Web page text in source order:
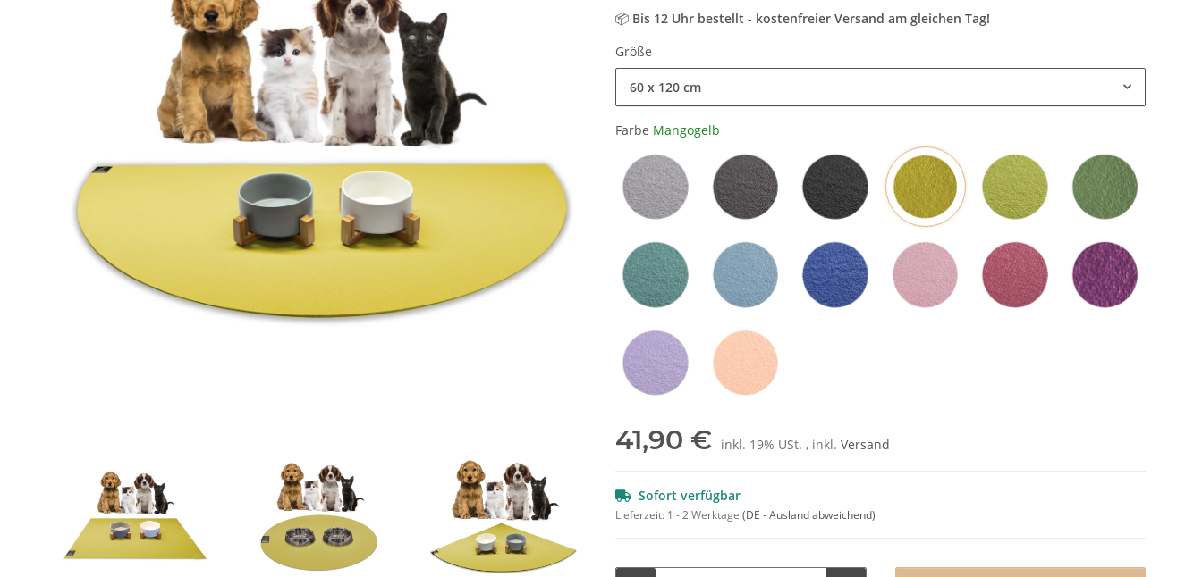
📦 Bis 12 Uhr bestellt - kostenfreier Versand am gleichen Tag!
Größe
60 x 120 cm
Farbe Mangogelb
41,90 € inkl. 19% USt. , inkl. Versand
Sofort verfügbar
Lieferzeit: 1 - 2 Werktage (DE - Ausland abweichend)